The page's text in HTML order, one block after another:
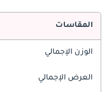
المقاسات
الوزن الإجمالي
العرض الإجمالي